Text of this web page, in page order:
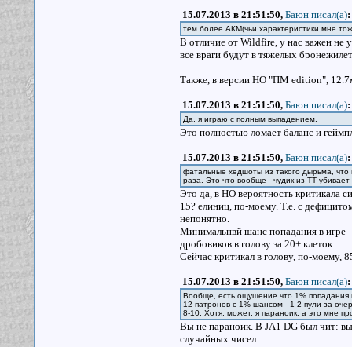
15.07.2013 в 21:51:50, Баюн писал(a):
тем более АКМ(чьи характеристики мне
В отличие от Wildfire, у нас важен не
все враги будут в тяжелых
Также, в версии НО "ПМ edition",
15.07.2013 в 21:51:50, Баюн писал(a):
Да, я играю с полным выпадением.
Это полностью ломает баланс и
15.07.2013 в 21:51:50, Баюн писал(a):
фатальные хедшоты из такого дырьма,
раза. Это что вообще - чудик из ТТ
Это да, в НО вероятность критикала
15? елиниц, по-моему. Т.е. с
непонятно.
Минимальнвй шанс попадания в игре
дробовиков в голову за 20+ клеток.
Сейчас критикал в голову, по-
15.07.2013 в 21:51:50, Баюн писал(a):
Вообще, есть ощущение что 1% попадания
12 патронов с 1% шансом - 1-2 пули за
8-10. Хотя, может, я параноик, а это мне
Вы не параноик. В JA1 DG был чит:
случайных чисел.